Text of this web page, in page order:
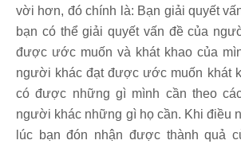
vời hơn, đó chính là: Bạn giải quyết
bạn có thể giải quyết vấn đề của
được ước muốn và khát khao của
người khác đạt được ước muốn khát
có được những gì mình cần theo
người khác những gì họ cần. Khi điều
lúc bạn đón nhận được thành quả